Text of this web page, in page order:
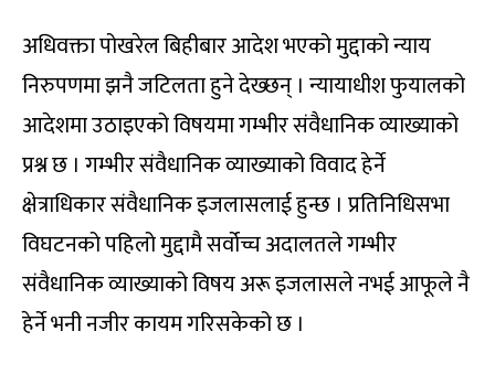
अधिवक्ता पोखरेल बिहीबार आदेश भएको मुद्दाको न्याय
निरुपणमा झनै जटिलता हुने देख्छन् । न्यायाधीश फुयालको
आदेशमा उठाइएको विषयमा गम्भीर संवैधानिक व्याख्याको
प्रश्न छ । गम्भीर संवैधानिक व्याख्याको विवाद हेर्ने
क्षेत्राधिकार संवैधानिक इजलासलाई हुन्छ । प्रतिनिधिसभा
विघटनको पहिलो मुद्दामै सर्वोच्च अदालतले गम्भीर
संवैधानिक व्याख्याको विषय अरू इजलासले नभई आफूले नै
हेर्ने भनी नजीर कायम गरिसकेको छ ।